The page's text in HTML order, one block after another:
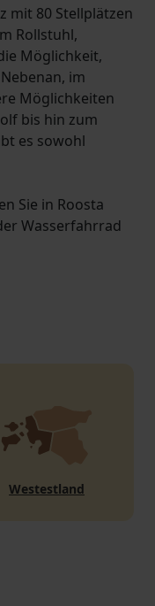
mit 80 Stellplätzen
Rollstuhl,
Möglichkeit,
im
Möglichkeiten
bis hin zum
es sowohl
Sie in Roosta
Wasserfahrrad
Westestland